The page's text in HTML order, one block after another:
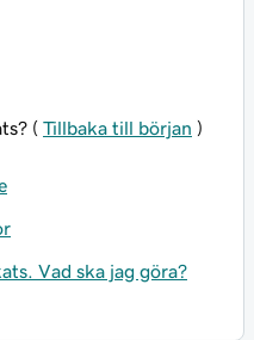
( Tillbaka till början )
Vad ska jag göra?